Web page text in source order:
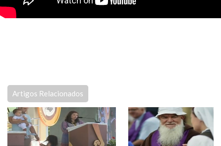
Artigos Relacionados